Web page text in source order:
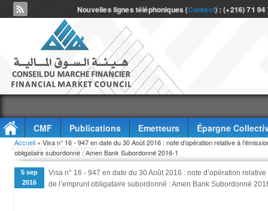
Nouvelles lignes téléphoniques (Contact) : (+216) 71
CMF Publications Emetteurs
Épargne
Accès à l'information
Vous êtes ici
Accueil » Visa n° 16 - 947 en date du 30 Août 2016 : note d’opération relative à
obligataire subordonné : Amen Bank Subordonné 2016-1
5 sep
2016
Visa n° 16 - 947 en date du 30 Août 2016 : note d’opération
de l’emprunt obligataire subordonné : Amen Bank Subordonné